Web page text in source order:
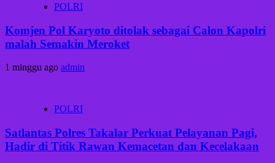
POLRI
Komjen Pol Karyoto ditolak sebagai Calon Kapolri
malah Semakin Meroket
1 minggu ago admin
POLRI
Satlantas Polres Takalar Perkuat Pelayanan Pagi,
Hadir di Titik Rawan Kemacetan dan Kecelakaan